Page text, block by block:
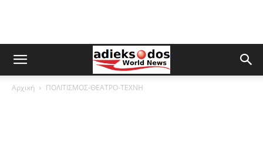
Αρχική ΠΟΛΙΤΙΣΜΟΣ-ΘΕΑΤΡΟ-ΤΕΧΝΗ